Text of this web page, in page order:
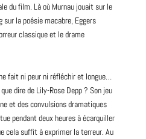
du film. Là où Murnau jouait sur le
la poésie macabre, Eggers
classique et le drame
fait ni peur ni réfléchir et longue…
dire de Lily-Rose Depp ? Son jeu
et des convulsions dramatiques
pendant deux heures à écarquiller
cela suffit à exprimer la terreur. Au